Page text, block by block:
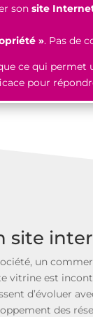
sonsite
». Pas de
ce qui permet
pour
site
un
vitrine est
d’évoluer
des